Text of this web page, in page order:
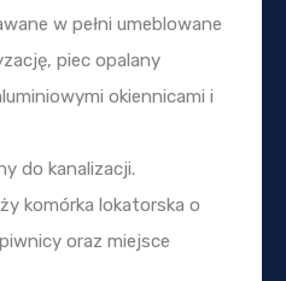
w pełni umeblowane
piec opalany
okiennicami i
do kanalizacji.
komórka lokatorska o
oraz miejsce